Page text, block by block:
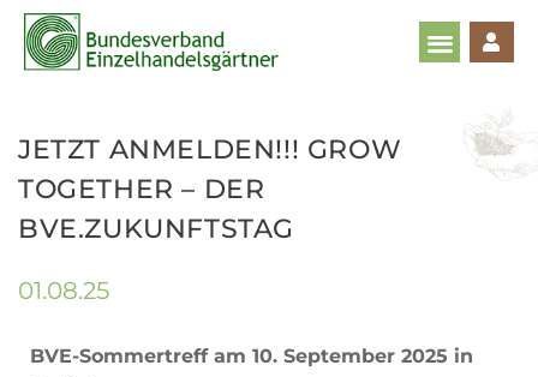
JETZT ANMELDEN!!! GROW
TOGETHER – DER
BVE.ZUKUNFTSTAG
01.08.25
BVE-Sommertreff am 10. September 2025 in